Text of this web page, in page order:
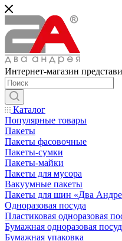
Интернет-магазин
Каталог
Популярные товары
Пакеты
Пакеты фасовочные
Пакеты-сумки
Пакеты-майки
Пакеты для мусора
Вакуумные пакеты
Пакеты для шин «Два
Одноразовая посуда
Пластиковая одноразовая
Бумажная одноразовая
Бумажная упаковка